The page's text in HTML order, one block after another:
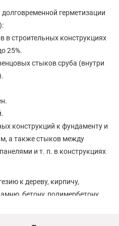
герметизации
строительных конструкциях
25%.
стыков сруба (внутри
конструкций к фундаменту и
а также стыков между
и т. п. в конструкциях
к дереву, кирпичу,
бетону, полимербетону,